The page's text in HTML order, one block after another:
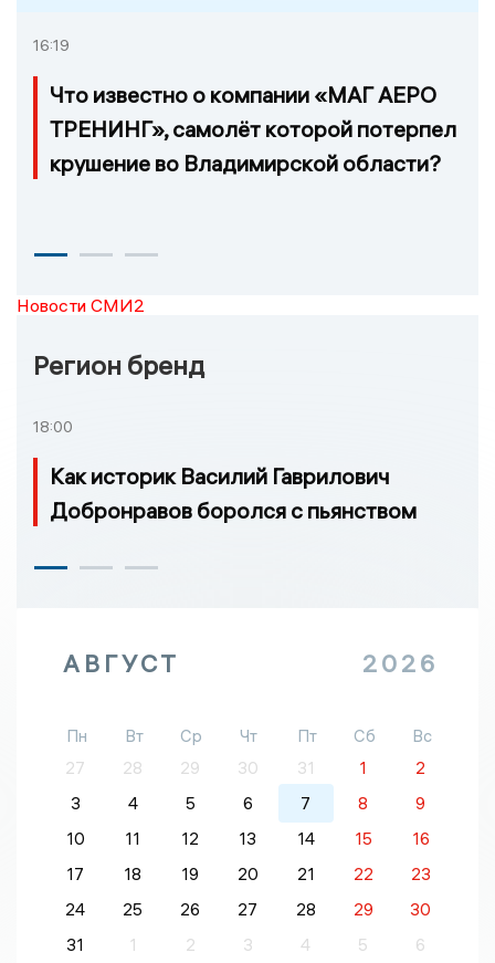
16:19
Что известно о компании «МАГ АЕРО
ТРЕНИНГ», самолёт которой потерпел
крушение во Владимирской области?
Новости СМИ2
Регион бренд
18:00
Как историк Василий Гаврилович
Добронравов боролся с пьянством
АВГУСТ 2026
Пн Вт Ср Чт Пт Сб
Вс
27
28 29 30 31 1
2
3
4 5 6 7 8
9
10
11 12 13 14 15
16
17
18 19 20 21 22
23
24
25 26 27 28 29
30
31
1 2 3 4 5 6